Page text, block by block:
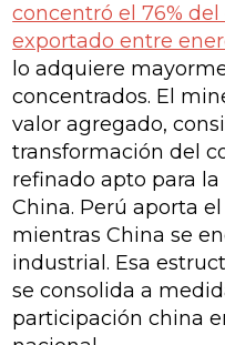
concentró el 76%
exportado entre
lo adquiere
concentrados. El
valor agregado,
transformación del
refinado apto para
China. Perú aporta
mientras China se
industrial. Esa
se consolida a
participación china